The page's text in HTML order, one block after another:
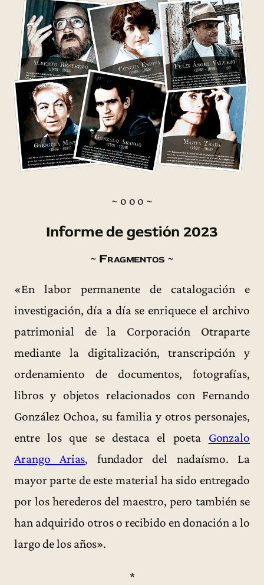
~ o o o ~
Informe de gestión 2023
~ Fragmentos ~
«En labor permanente de catalogación e
investigación, día a día se enriquece el archivo
patrimonial de la Corporación Otraparte
mediante la digitalización, transcripción y
ordenamiento de documentos, fotografías,
libros y objetos relacionados con Fernando
González Ochoa, su familia y otros personajes,
entre los que se destaca el poeta Gonzalo
Arango Arias, fundador del nadaísmo. La
mayor parte de este material ha sido entregado
por los herederos del maestro, pero también se
han adquirido otros o recibido en donación a lo
largo de los años».
*